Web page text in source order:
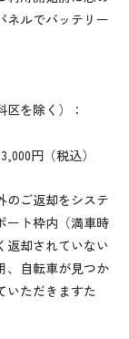
ネルでバッテリー
を除く）：
円（税込）
のご返却をシステ
ート枠内（満車時
返却されていない
、自転車が見つか
いただきますた